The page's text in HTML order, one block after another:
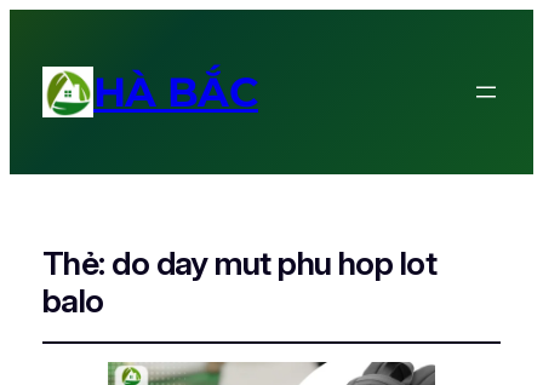
HÀ BẮC
Thẻ: do day mut phu hop lot
balo